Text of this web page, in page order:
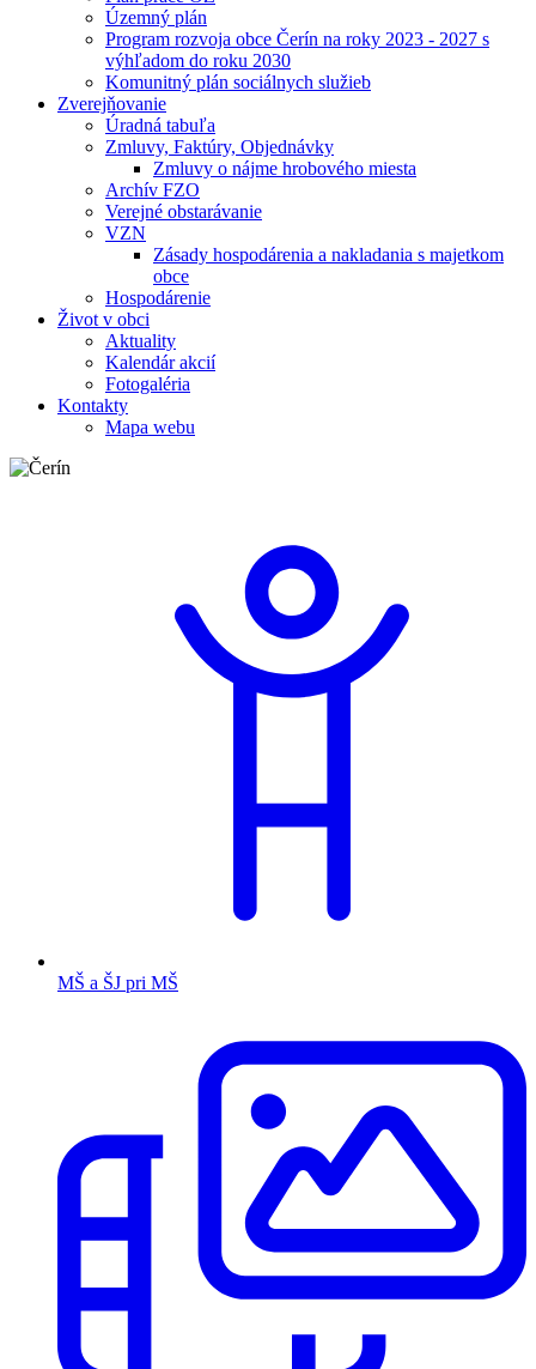
Územný plán
Program rozvoja obce Čerín na roky 2023 - 2027 s
výhľadom do roku 2030
Komunitný plán sociálnych služieb
Zverejňovanie
Úradná tabuľa
Zmluvy, Faktúry, Objednávky
Zmluvy o nájme hrobového miesta
Archív FZO
Verejné obstarávanie
VZN
Zásady hospodárenia a nakladania s majetkom
obce
Hospodárenie
Život v obci
Aktuality
Kalendár akcií
Fotogaléria
Kontakty
Mapa webu
MŠ a ŠJ pri MŠ